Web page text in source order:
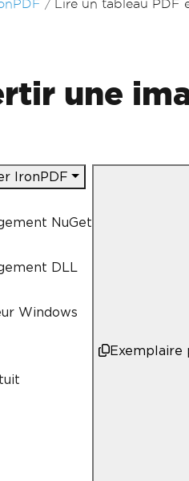
Lire un tableau PDF
une
IronPDF
NuGet
DLL
Windows
Exemplaire